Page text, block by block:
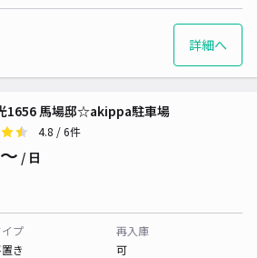
詳細へ
1656 馬場邸☆akippa駐車場
4.8 / 6件
/ 日
プ
き
再入庫
可